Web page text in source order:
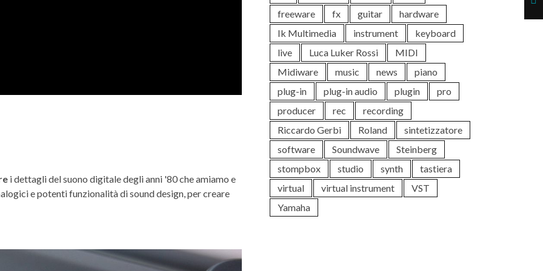
i dettagli del suono digitale degli anni '80 che amiamo e
e potenti funzionalità di sound design, per creare
freeware fx guitar
hardware
Ik Multimedia
instrument
keyboard
live
Luca Luker Rossi
MIDI
Midiware
music news
piano
plug-in
plug-in audio plugin
pro
producer
rec
recording
Riccardo Gerbi
Roland
sintetizzatore
software
Soundwave
Steinberg
stompbox
studio synth
tastiera
virtual
virtual instrument
VST
Yamaha